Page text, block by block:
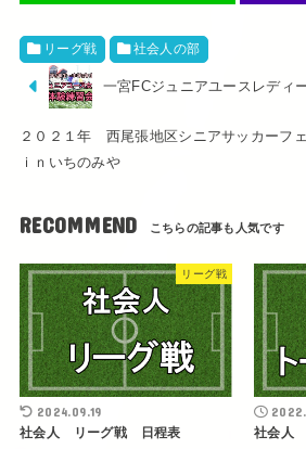
リーグ戦 社会人の部
一宮FCジュニアユースレディ
２０２１年 西尾張地区シニアサッカーフ
ｉｎいちのみや
RECOMMEND
リーグ戦
2024.09.19
社会人 リーグ戦 日程表 社会人